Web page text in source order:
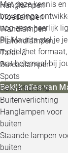
Hanglampen
Vloerlampen
Wandlampen
Plafondlampen
Tafel- &
Bureaulampen
Spots
Railverlichting
Buitenverlichting
Hanglampen voor
buiten
Staande lampen
buiten
Met deze kennis
boxsprings
nog eens heerlijk
Bij Maurits stel je
model, het
wat helemaal bij
Bekijk alles van